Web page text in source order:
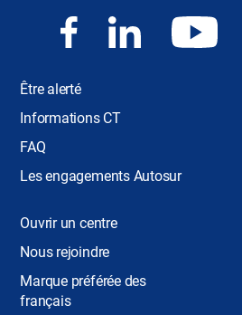
Être alerté
Informations CT
FAQ
Les engagements Autosur
Ouvrir un centre
Nous rejoindre
Marque préférée des
français